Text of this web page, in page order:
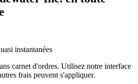
instantanées
carnet d'ordres. Utilisez notre interface
frais peuvent s'appliquer.